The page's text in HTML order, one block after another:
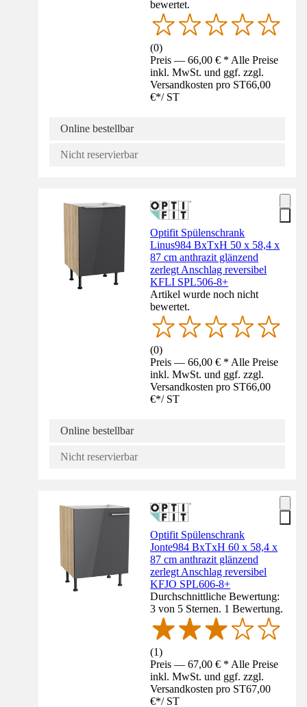
bewertet.
(0)
Preis — 66,00 € * Alle Preise
inkl. MwSt. und ggf. zzgl.
Versandkosten pro ST66,00
€*/ ST
Online bestellbar
Nicht reservierbar
Optifit Spülenschrank
Linus984 BxTxH 50 x 58,4 x
87 cm anthrazit glänzend
zerlegt Anschlag reversibel
KFLI SPL506-8+
Artikel wurde noch nicht
bewertet.
(0)
Preis — 66,00 € * Alle Preise
inkl. MwSt. und ggf. zzgl.
Versandkosten pro ST66,00
€*/ ST
Online bestellbar
Nicht reservierbar
Optifit Spülenschrank
Jonte984 BxTxH 60 x 58,4 x
87 cm anthrazit glänzend
zerlegt Anschlag reversibel
KFJO SPL606-8+
Durchschnittliche Bewertung:
3 von 5 Sternen. 1 Bewertung.
(1)
Preis — 67,00 € * Alle Preise
inkl. MwSt. und ggf. zzgl.
Versandkosten pro ST67,00
€*/ ST